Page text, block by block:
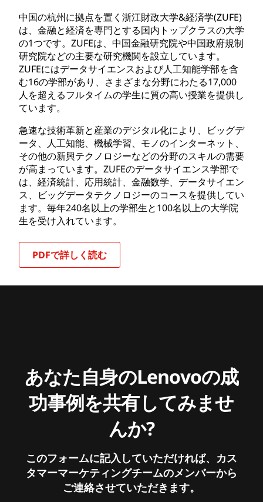
中国の杭州に拠点を置く浙江財政大学&経済学(ZUFE)
は、金融と経済を専門とする国内トップクラスの大学
の1つです。ZUFEは、中国金融研究院や中国政府規制
研究院などの主要な研究機関を設立しています。
ZUFEにはデータサイエンスおよび人工知能学部を含
む16の学部があり、さまざまな分野にわたる17,000
人を超えるフルタイムの学生に質の高い授業を提供し
ています。
急速な技術革新と産業のデジタル化により、ビッグデ
ータ、人工知能、機械学習、モノのインターネット、
その他の新興テクノロジーなどの分野のスキルの需要
が高まっています。ZUFEのデータサイエンス学部で
は、経済統計、応用統計、金融数学、データサイエン
ス、ビッグデータテクノロジーのコースを提供してい
ます。毎年240名以上の学部生と100名以上の大学院
生を受け入れています。
PDFで詳しく読む
あなた自身のLenovoの成
功事例を共有してみませ
んか?
このフォームに記入していただければ、カス
タマーマーケティングチームのメンバーから
ご連絡させていただきます。